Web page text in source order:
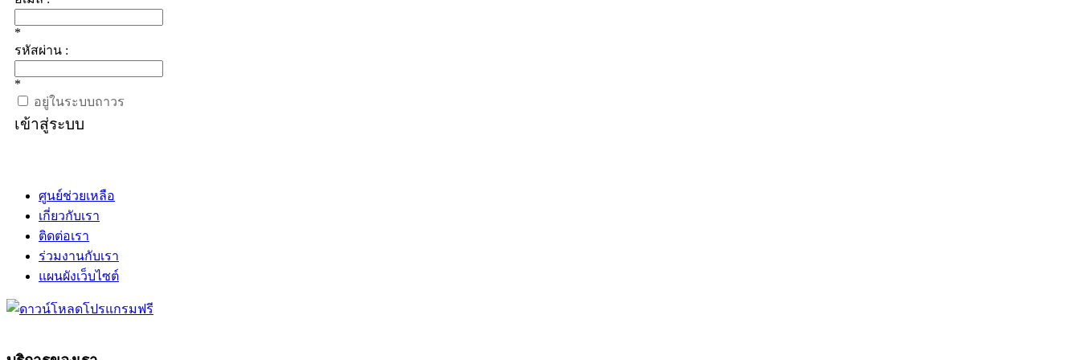
*
รหัสผ่าน :
*
อยู่ในระบบถาวร
เข้าสู่ระบบ
ศูนย์ช่วยเหลือ
เกี่ยวกับเรา
ติดต่อเรา
ร่วมงานกับเรา
แผนผังเว็บไซต์